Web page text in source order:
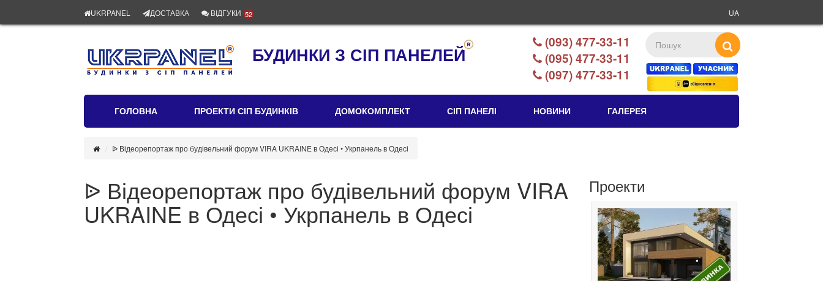
UKRPANEL ДОСТАВКА ВІДГУКИ 52 UA
БУДИНКИ З СІП ПАНЕЛЕЙ
(093) 477-33-11
(095) 477-33-11
(097) 477-33-11
ГОЛОВНА ПРОЕКТИ СІП БУДИНКІВ ДОМОКОМПЛЕКТ СІП ПАНЕЛІ НОВИНИ ГАЛЕРЕЯ
ᐉ Відеорепортаж про будівельний форум VIRA UKRAINE в Одесі • Укрпанель в Одесі
ᐉ Відеорепортаж про будівельний форум VIRA
UKRAINE в Одесі • Укрпанель в Одесі
Проекти